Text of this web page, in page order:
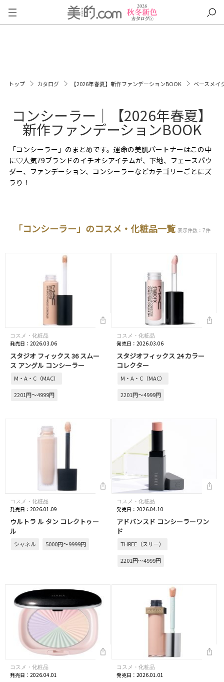
トップ カタログ 【2026年春夏】新作ファンデーションBOOK ベースメイ
コンシーラー｜【2026年春夏】
新作ファンデーションBOOK
「コンシーラー」のまとめです。運命の美肌パートナーはこの中
に♡人気79ブランドのイチオシアイテムが、下地、フェースパウ
ダー、ファンデーション、コンシーラーなどカテゴリーごとにズ
ラり！
「コンシーラー」のコスメ・化粧品一覧 表示件数：7件
コスメ・化粧品
発売日：2026.03.06
スタジオ フィックス 36 スムー
ス アングル コンシーラー
M・A・C（MAC）
2201円～4999円
コスメ・化粧品
発売日：2026.03.06
スタジオフィックス 24 カラー
コレクター
M・A・C（MAC）
2201円～4999円
コスメ・化粧品
発売日：2026.01.09
ウルトラ ル タン コレクトゥー
ル
シャネル 5000円～9999円
コスメ・化粧品
発売日：2026.04.10
アドバンスド コンシーラーワン
ド
THREE（スリー）
2201円～4999円
コスメ・化粧品
発売日：2026.04.01
コスメ・化粧品
発売日：2026.01.01